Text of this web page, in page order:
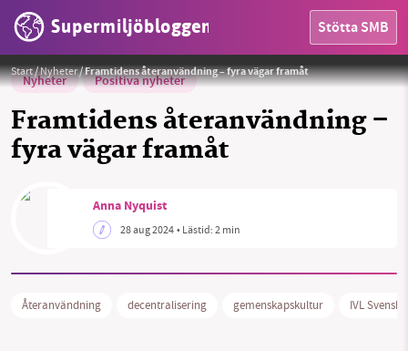
Supermiljöbloggen Stötta SMB
OMRÅDEN
MILJÖFAKTA
Start/Nyheter/Framtidens återanvändning – fyra vägar framåt
Nyheter Positiva nyheter
Framtidens återanvändning –
fyra vägar framåt
Foto:Shirley Hirst / Pixabay
Anna Nyquist
28 aug 2024• Lästid:2 min
Återanvändning decentralisering gemenskapskultur IVL